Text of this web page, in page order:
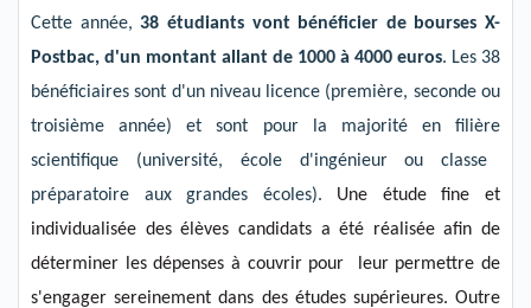
Cette année,38 étudiants vont bénéficier de bourses X-
Postbac, d'un montant allant de 1000 à 4000 euros. Les 38
bénéficiairessont d'un niveau licence (première, seconde ou
troisième année) et sont pour la majorité en filière
scientifique (université, école d'ingénieur ou classe
préparatoire aux grandes écoles). Une étude fineet
individualisée des élèves candidats a été réalisée afin de
déterminer les dépenses à couvrir pour
leur permettre de
s'engager sereinement dans des études supérieures. Outre